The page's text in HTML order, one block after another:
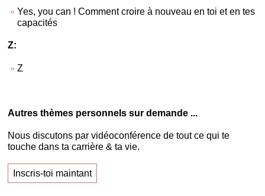
Yes, you can ! Comment croire à nouveau en toi et en tes
capacités
Z:
Z
Autres thèmes personnels sur demande ...
Nous discutons par vidéoconférence de tout ce qui te
touche dans ta carrière & ta vie.
Inscris-toi maintant